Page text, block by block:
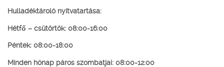
Hulladéktároló nyitvatartása:
Hétfő – csütörtök: 08:00-16:00
Péntek: 08:00-18:00
Minden hónap páros szombatjai: 08:00-12:00